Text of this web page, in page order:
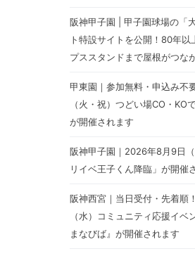
阪神甲子園 | 甲子園球場の「
ト特設サイトを公開！80年
プススタンドまで屋根がつな
甲東園｜参加無料・申込み不
（火・祝）つどい場CO・KO
が開催されます
阪神甲子園｜2026年8月9日
リイベ王子くん降臨」が開催
阪神西宮｜当日受付・先着順
（水）コミュニティ応援イベ
まなびば』が開催されます